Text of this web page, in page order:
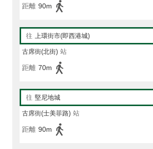
距離 90m
往 上環街市(即西港城)
古席街(北街) 站
距離 70m
往 堅尼地城
古席街(士美菲路) 站
距離 90m